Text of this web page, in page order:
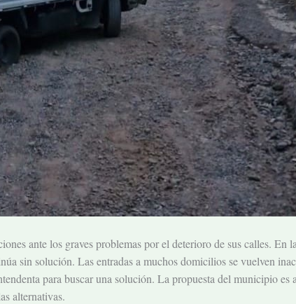
ante los graves problemas por el deterioro de sus calles.
sin solución. Las entradas a muchos domicilios se vuelven
para buscar una solución. La propuesta del municipio
alternativas.